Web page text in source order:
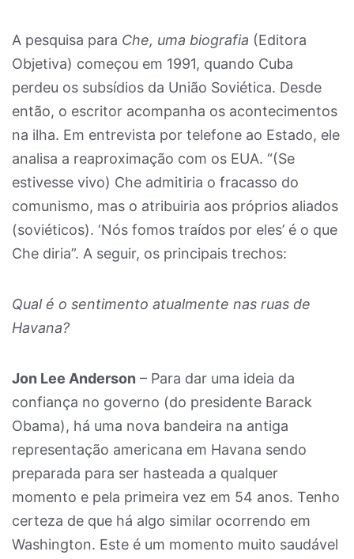
A pesquisa para Che, uma biografia (Editora
Objetiva) começou em 1991, quando Cuba
perdeu os subsídios da União Soviética. Desde
então, o escritor acompanha os acontecimentos
na ilha. Em entrevista por telefone ao Estado, ele
analisa a reaproximação com os EUA. “(Se
estivesse vivo) Che admitiria o fracasso do
comunismo, mas o atribuiria aos próprios aliados
(soviéticos). ‘Nós fomos traídos por eles’ é o que
Che diria”. A seguir, os principais trechos:
Qual é o sentimento atualmente nas ruas de
Havana?
Jon Lee Anderson – Para dar uma ideia da
confiança no governo (do presidente Barack
Obama), há uma nova bandeira na antiga
representação americana em Havana sendo
preparada para ser hasteada a qualquer
momento e pela primeira vez em 54 anos. Tenho
certeza de que há algo similar ocorrendo em
Washington. Este é um momento muito saudável